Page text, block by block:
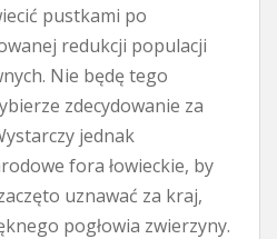
pustkami po
redukcji populacji
Nie będę tego
zdecydowanie za
jednak
fora łowieckie, by
uznawać za kraj,
pogłowia zwierzyny.